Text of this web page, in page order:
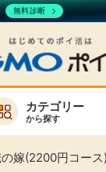
らせ
カテゴリー
から探す
嫁(2200円コース
無料診断